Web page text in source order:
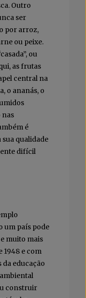
Outro
ser
por arroz,
ou peixe.
ou
as frutas
central na
o ananás, o
nas
é
qualidade
difícil
um país pode
muito mais
1948 e com
educação
construir